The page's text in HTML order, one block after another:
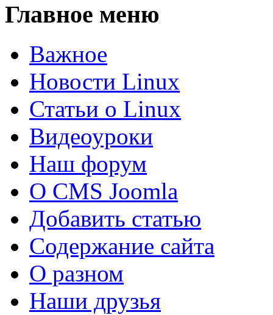
Главное меню
Важное
Новости Linux
Статьи о Linux
Видеоуроки
Наш форум
О CMS Joomla
Добавить статью
Содержание сайта
О разном
Наши друзья